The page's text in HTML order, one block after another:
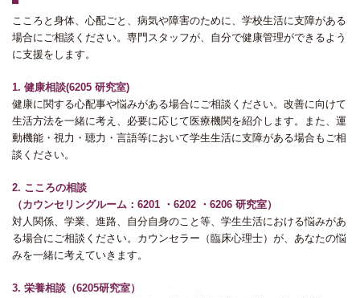
こころと身体、心配ごと、病気や障害のために、学校生活に支障がある
場合にご相談ください。専門スタッフが、自分で健康管理ができるよう
に支援をします。
1. 健康相談(6205 研究室)
健康に関する心配事や悩みがある場合にご相談ください。改善に向けて
生活方法を一緒に考え、必要に応じて医療機関を紹介します。また、運
動機能・視力・聴力・言語等において学生生活に支障がある場合もご相
談ください。
2. こころの相談
（カウンセリングルーム：6201 ・6202 ・6206 研究室）
対人関係、学業、進路、自分自身のこと等、学生生活における悩みがあ
る場合にご相談ください。カウンセラー（臨床心理士）が、あなたの悩
みを一緒に考えていきます。
3. 栄養相談 （6205研究室）